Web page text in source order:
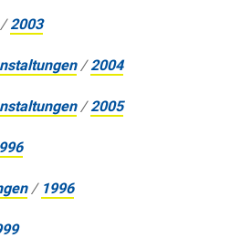
/2003
/2004
/2005
/ 1996